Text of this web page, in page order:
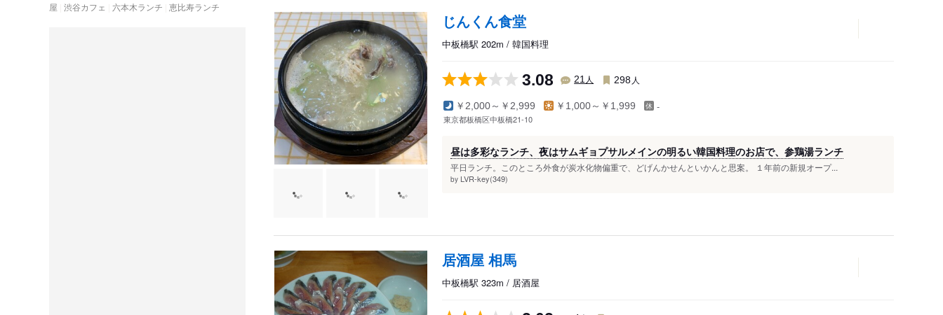
屋 渋谷カフェ 六本木ランチ 恵比寿ランチ
じんくん食堂
中板橋駅 202m / 韓国料理
3.08 21 人 298 人
￥2,000～￥2,999 ￥1,000～￥1,999 -
東京都板橋区中板橋21-10
昼は多彩なランチ、夜はサムギョプサルメインの明るい韓国料理のお店で、参鶏湯ランチ
平日ランチ。このところ外食が炭水化物偏重で、どげんかせんといかんと思案。 １年前の新規オープ...
by LVR-key(349)
居酒屋 相馬
中板橋駅 323m / 居酒屋